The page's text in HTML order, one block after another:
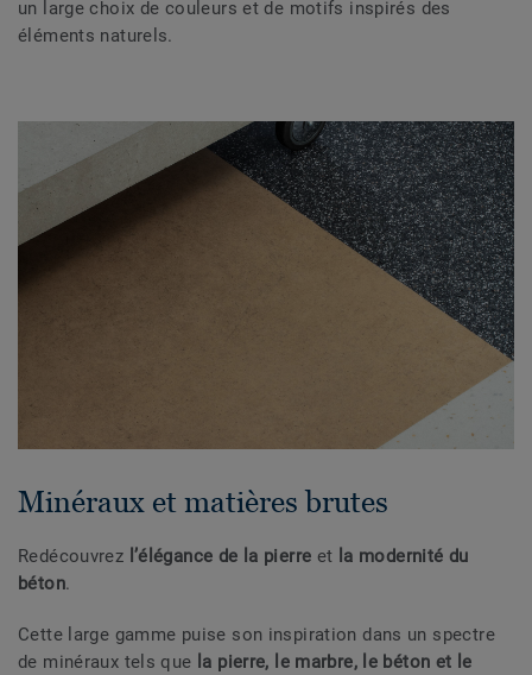
un large choix de couleurs et de motifs inspirés des
éléments naturels.
Minéraux et matières brutes
Redécouvrez l’élégance de la pierre et la modernité du
béton.
Cette large gamme puise son inspiration dans un spectre
de minéraux tels que la pierre, le marbre, le béton et le